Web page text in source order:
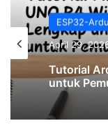
ESP32-
April 29,
ESP32-
February 25,
ARDUINO